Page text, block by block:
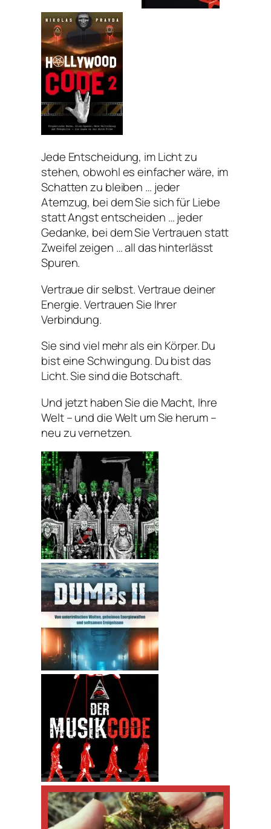
Jede Entscheidung, im Licht zu
stehen, obwohl es einfacher wäre, im
Schatten zu bleiben … jeder
Atemzug, bei dem Sie sich für Liebe
statt Angst entscheiden … jeder
Gedanke, bei dem Sie Vertrauen statt
Zweifel zeigen … all das hinterlässt
Spuren.
Vertraue dir selbst. Vertraue deiner
Energie. Vertrauen Sie Ihrer
Verbindung.
Sie sind viel mehr als ein Körper. Du
bist eine Schwingung. Du bist das
Licht. Sie sind die Botschaft.
Und jetzt haben Sie die Macht, Ihre
Welt – und die Welt um Sie herum –
neu zu vernetzen.